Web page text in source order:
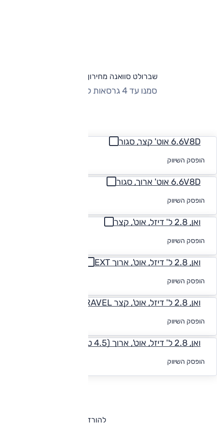
שברולט סוואנה מחירון וגרסאות
סמנו עד 4 גרסאות להשוואה
6.6V8D אוט' קצר, סגור
הופסק השיווק
6.6V8D אוט' ארוך, סגור
הופסק השיווק
ואן, 2.8 ל' דיזל, אוט', קצר
הופסק השיווק
ואן, 2.8 ל' דיזל, אוט', ארוך EXT
הופסק השיווק
ואן, 2.8 ל' דיזל, אוט', קצר TRAVEL
הופסק השיווק
ואן, 2.8 ל' דיזל, אוט', ארוך (4.5 טון) MAX
הופסק השיווק
להורדת קטלוג שברולט סוואנה